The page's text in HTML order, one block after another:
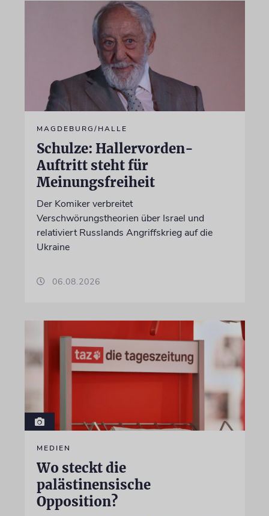
MAGDEBURG/HALLE
Schulze: Hallervorden-
Auftritt steht für
Meinungsfreiheit
Der Komiker verbreitet
Verschwörungstheorien über Israel und
relativiert Russlands Angriffskrieg auf die
Ukraine
06.08.2026
MEDIEN
Wo steckt die
palästinensische
Opposition?